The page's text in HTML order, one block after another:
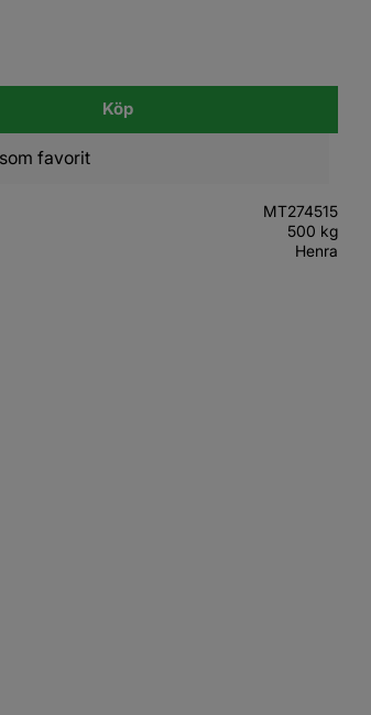
Köp
Lägg till i favoriter
MT274515
500 kg
Henra